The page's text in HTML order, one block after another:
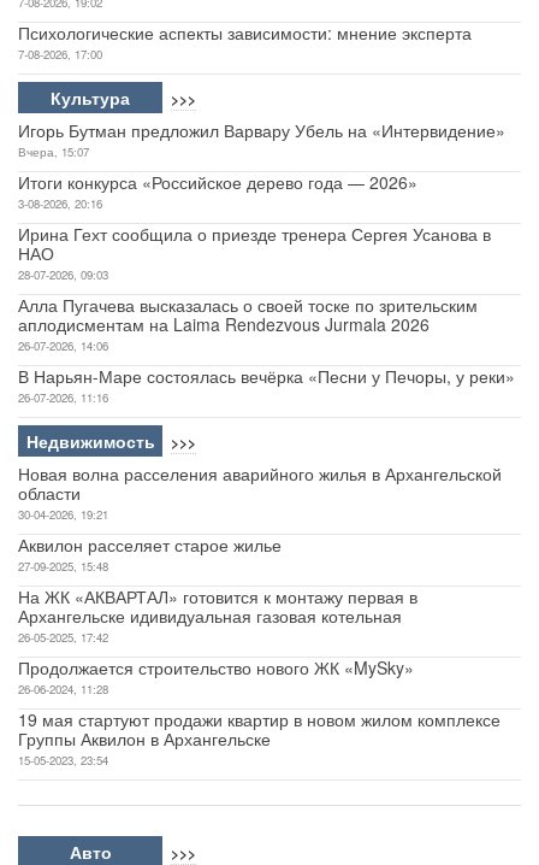
Психологические аспекты зависимости: мнение эксперта
7-08-2026, 17:00
Культура >>>
Игорь Бутман предложил Варвару Убель на «Интервидение»
Вчера, 15:07
Итоги конкурса «Российское дерево года — 2026»
3-08-2026, 20:16
Ирина Гехт сообщила о приезде тренера Сергея Усанова в
НАО
28-07-2026, 09:03
Алла Пугачева высказалась о своей тоске по зрительским
аплодисментам на Laima Rendezvous Jurmala 2026
26-07-2026, 14:06
В Нарьян-Маре состоялась вечёрка «Песни у Печоры, у реки»
26-07-2026, 11:16
Недвижимость >>>
Новая волна расселения аварийного жилья в Архангельской
области
30-04-2026, 19:21
Аквилон расселяет старое жилье
27-09-2025, 15:48
На ЖК «АКВАРТАЛ» готовится к монтажу первая в
Архангельске идивидуальная газовая котельная
26-05-2025, 17:42
Продолжается строительство нового ЖК «MySky»
26-06-2024, 11:28
19 мая стартуют продажи квартир в новом жилом комплексе
Группы Аквилон в Архангельске
15-05-2023, 23:54
Авто >>>